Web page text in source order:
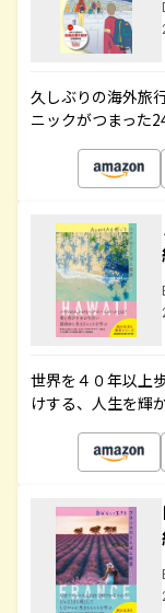
久しぶりの海外旅
ニックがつまった
世界を４０年以上
けする、人生を輝